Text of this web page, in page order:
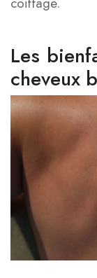
Les
cheveux